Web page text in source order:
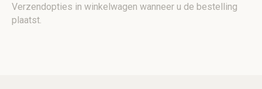
Verzendopties in winkelwagen wanneer u de bestelling
plaatst.